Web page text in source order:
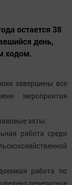
остается 38
день,
ходом.
завершены все
мероприятия
акты;
работа среди
работа по